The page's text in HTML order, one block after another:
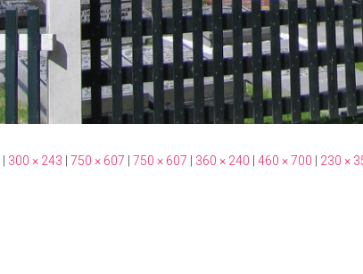
| 300 × 243 | 750 × 607 | 750 × 607 | 360 × 240 | 460 × 700 | 230 ×